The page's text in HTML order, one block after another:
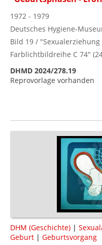
1972 - 1979
Deutsches Hygiene-
Bild 19 /
Farblichtbildreihe C 74"
DHMD 2024/278.19
Reprovorlage vorhanden
DHM (Geschichte) |
Geburt | Geburtsvorgang